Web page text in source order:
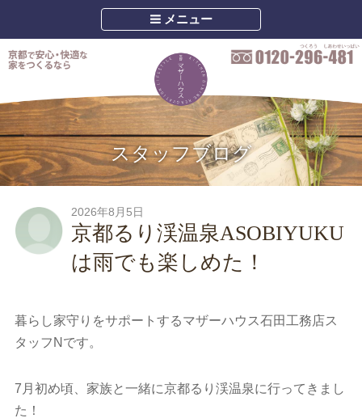
メニュー
スタッフブログ
2026年8月5日
京都るり渓温泉ASOBIYUKU
は雨でも楽しめた！
暮らし家守りをサポートするマザーハウス石田工務店ス
タッフNです。
7月初め頃、家族と一緒に京都るり渓温泉に行ってきまし
た！